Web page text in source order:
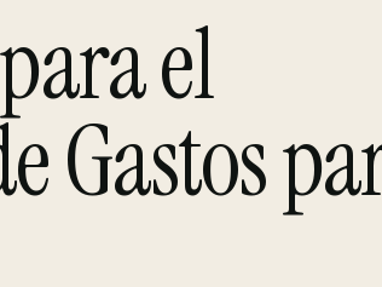
el
Gastos